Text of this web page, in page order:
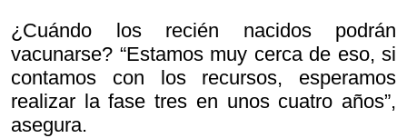
¿Cuándo los recién nacidos podrán
vacunarse? “Estamos muy cerca de eso, si
contamos con los recursos, esperamos
realizar la fase tres en unos cuatro años”,
asegura.